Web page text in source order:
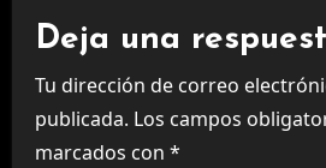
Deja una
Tu dirección de correo
publicada. Los campos
marcados con *